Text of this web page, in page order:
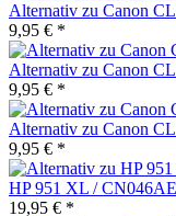
Alternativ zu Canon
9,95 € *
Alternativ zu Canon
9,95 € *
Alternativ zu Canon
9,95 € *
HP 951 XL /
19,95 € *